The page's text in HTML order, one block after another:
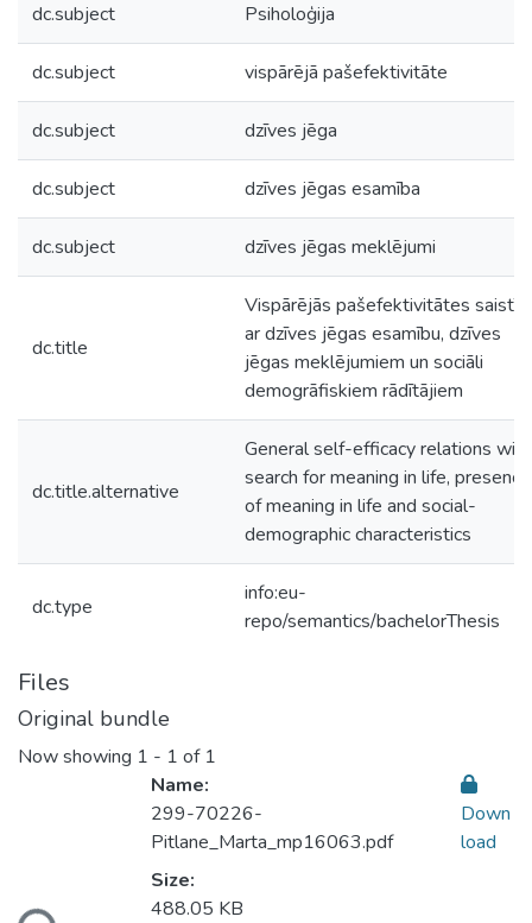
dc.subject Psiholoģija
dc.subject vispārējā pašefektivitāte
dc.subject dzīves jēga
dc.subject dzīves jēgas esamība
dc.subject dzīves jēgas meklējumi
dc.title
Vispārējās pašefektivitātes
ar dzīves jēgas esamību, dzīves
jēgas meklējumiem un sociāli
demogrāfiskiem rādītājiem
dc.title.alternative
General self-efficacy relations with
search for meaning in life, presence
of meaning in life and social-
demographic characteristics
dc.type
info:eu-
repo/semantics/bachelorThesis
Files
Original bundle
Now showing 1 - 1 of 1
Name:
299-70226-
Pitlane_Marta_mp16063.pdf
Size:
488.05 KB
Down
load